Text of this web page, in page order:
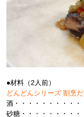
●材料（2人前）
どんどんシリーズ 割烹
酒・・・・・・・・・
砂糖・・・・・・・・